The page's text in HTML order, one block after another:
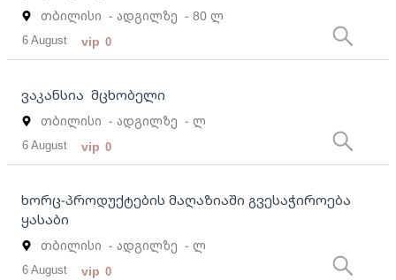
თბილისი - ადგილზე - 80 ლ
6 August vip 0
ვაკანსია მცხობელი
თბილისი - ადგილზე - ლ
6 August vip 0
ხორც-პროდუქტების მაღაზიაში გვესაჭიროება
ყასაბი
თბილისი - ადგილზე - ლ
6 August vip 0